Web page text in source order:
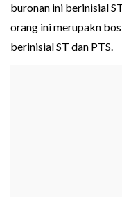
buronan ini berinisial
orang ini merupakn
berinisial ST dan PTS.